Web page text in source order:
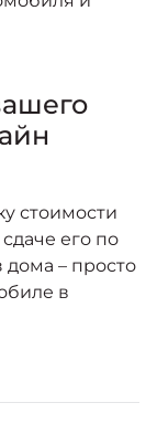
стоимости
его по
– просто
в